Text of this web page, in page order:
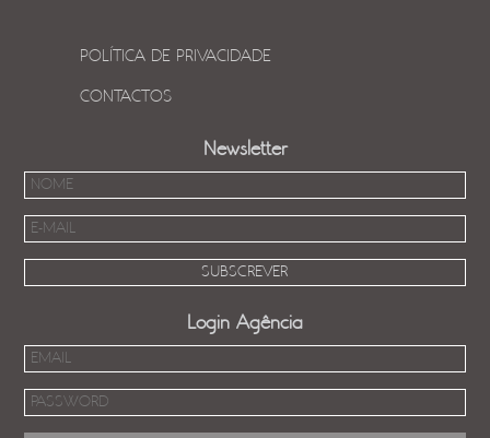
POLÍTICA DE PRIVACIDADE
CONTACTOS
Newsletter
Login Agência